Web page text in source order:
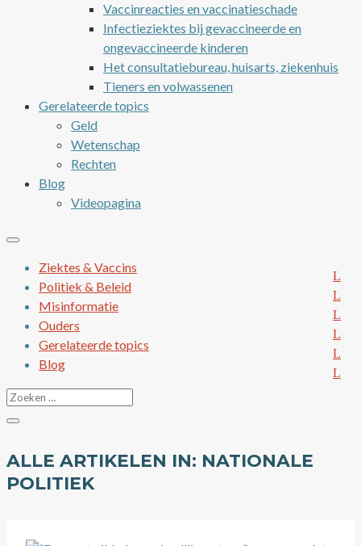
Vaccinreacties en vaccinatieschade
Infectieziektes bij gevaccineerde en
ongevaccineerde kinderen
Het consultatiebureau, huisarts, ziekenhuis
Tieners en volwassenen
Gerelateerde topics
Geld
Wetenschap
Rechten
Blog
Videopagina
Ziektes & Vaccins
Politiek & Beleid
Misinformatie
Ouders
Gerelateerde topics
Blog
ALLE ARTIKELEN IN: NATIONALE
POLITIEK